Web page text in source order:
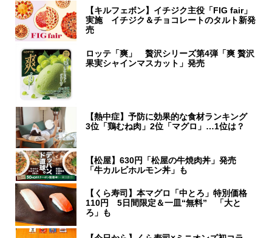
【キルフェボン】イチジク主役「FIG fair」
実施 イチジク＆チョコレートのタルト新発
売
ロッテ「爽」 贅沢シリーズ第4弾「爽 贅沢
果実シャインマスカット」発売
【熱中症】予防に効果的な食材ランキング
3位「鶏むね肉」2位「マグロ」…1位は？
【松屋】630円「松屋の牛焼肉丼」発売
「牛カルビホルモン丼」も
【くら寿司】本マグロ「中とろ」特別価格
110円 5日間限定＆一皿“無料” 「大と
ろ」も